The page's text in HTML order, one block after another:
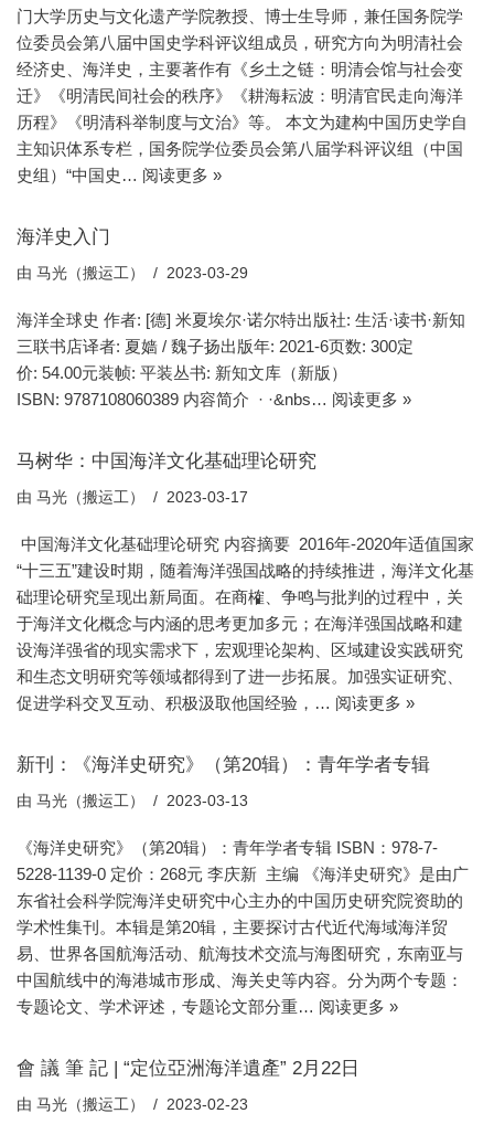
门大学历史与文化遗产学院教授、博士生导师，兼任国务院学
位委员会第八届中国史学科评议组成员，研究方向为明清社会
经济史、海洋史，主要著作有《乡土之链：明清会馆与社会变
迁》《明清民间社会的秩序》《耕海耘波：明清官民走向海洋
历程》《明清科举制度与文治》等。 本文为建构中国历史学自
主知识体系专栏，国务院学位委员会第八届学科评议组（中国
史组）“中国史… 阅读更多 »
海洋史入门
由 马光（搬运工） 2023-03-29
海洋全球史 作者: [德] 米夏埃尔·诺尔特出版社: 生活·读书·新知
三联书店译者: 夏嫱 / 魏子扬出版年: 2021-6页数: 300定
价: 54.00元装帧: 平装丛书: 新知文库（新版）
ISBN: 9787108060389 内容简介 · ·&nbs… 阅读更多 »
马树华：中国海洋文化基础理论研究
由 马光（搬运工） 2023-03-17
中国海洋文化基础理论研究 内容摘要 2016年-2020年适值国家
“十三五”建设时期，随着海洋强国战略的持续推进，海洋文化基
础理论研究呈现出新局面。在商榷、争鸣与批判的过程中，关
于海洋文化概念与内涵的思考更加多元；在海洋强国战略和建
设海洋强省的现实需求下，宏观理论架构、区域建设实践研究
和生态文明研究等领域都得到了进一步拓展。加强实证研究、
促进学科交叉互动、积极汲取他国经验，… 阅读更多 »
新刊：《海洋史研究》（第20辑）：青年学者专辑
由 马光（搬运工） 2023-03-13
《海洋史研究》（第20辑）：青年学者专辑 ISBN：978-7-
5228-1139-0 定价：268元 李庆新 主编 《海洋史研究》是由广
东省社会科学院海洋史研究中心主办的中国历史研究院资助的
学术性集刊。本辑是第20辑，主要探讨古代近代海域海洋贸
易、世界各国航海活动、航海技术交流与海图研究，东南亚与
中国航线中的海港城市形成、海关史等内容。分为两个专题：
专题论文、学术评述，专题论文部分重… 阅读更多 »
會 議 筆 記 | “定位亞洲海洋遺產” 2月22日
由 马光（搬运工） 2023-02-23